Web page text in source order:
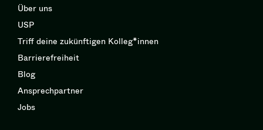
Über uns
USP
Triff deine zukünftigen Kolleg*innen
Barrierefreiheit
Blog
Ansprechpartner
Jobs